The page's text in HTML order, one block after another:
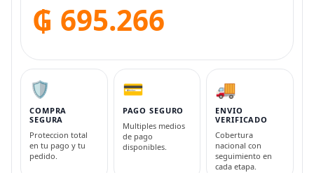
₲ 695.266
🛡️
COMPRA
SEGURA
Proteccion total
en tu pago y tu
pedido.
💳
PAGO SEGURO
Multiples medios
de pago
disponibles.
🚚
ENVIO
VERIFICADO
Cobertura
nacional con
seguimiento en
cada etapa.